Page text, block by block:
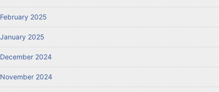
February 2025
January 2025
December 2024
November 2024